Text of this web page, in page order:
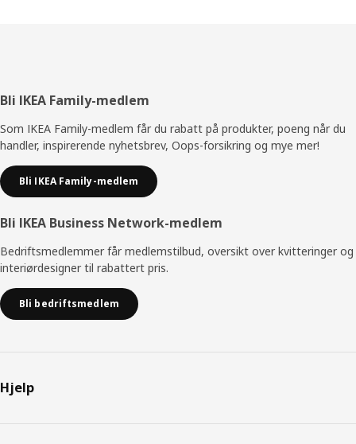
Bunntekst
Bli IKEA Family-medlem
Som IKEA Family-medlem får du rabatt på produkter, poeng når du
handler, inspirerende nyhetsbrev, Oops-forsikring og mye mer!
Bli IKEA Family-medlem
Bli IKEA Business Network-medlem
Bedriftsmedlemmer får medlemstilbud, oversikt over kvitteringer og
interiørdesigner til rabattert pris.
Bli bedriftsmedlem
Hjelp